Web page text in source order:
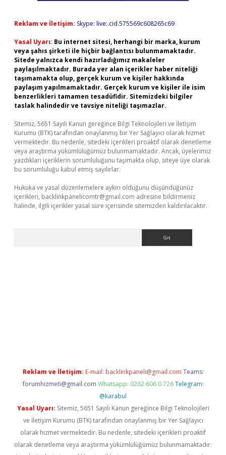
Reklam ve İletişim: Skype: live:.cid.575569c608265c69
Yasal Uyarı: Bu internet sitesi, herhangi bir marka, kurum
veya şahıs şirketi ile hiçbir bağlantısı bulunmamaktadır.
Sitede yalnızca kendi hazırladığımız makaleler
paylaşılmaktadır. Burada yer alan içerikler haber niteliği
taşımamakta olup, gerçek kurum ve kişiler hakkında
paylaşım yapılmamaktadır. Gerçek kurum ve kişiler ile isim
benzerlikleri tamamen tesadüfidir. Sitemizdeki bilgiler
taslak halindedir ve tavsiye niteliği taşımazlar.
Sitemiz, 5651 Sayılı Kanun gereğince Bilgi Teknolojileri ve İletişim
Kurumu (BTK) tarafından onaylanmış bir Yer Sağlayıcı olarak hizmet
vermektedir. Bu nedenle, sitedeki içerikleri proaktif olarak denetleme
veya araştırma yükümlülüğümüz bulunmamaktadır. Ancak, üyelerimiz
yazdıkları içeriklerin sorumluluğunu taşımakta olup, siteye üye olarak
bu sorumluluğu kabul etmiş sayılırlar.
Hukuka ve yasal düzenlemelere aykırı olduğunu düşündüğünüz
içerikleri, backlinkpanelicomtr@gmail.com adresine bildirmeniz
halinde, ilgili içerikler yasal süre içerisinde sitemizden kaldırılacaktır.
Reklam ve İletişim: E-mail: backlinkpaneli@gmail.com Teams:
forumhizmeti@gmail.com Whatsapp: 0262 606 0 726 Telegram:
@karabul
Yasal Uyarı: Sitemiz, 5651 Sayılı Kanun gereğince Bilgi Teknolojileri
ve İletişim Kurumu (BTK) tarafından onaylanmış bir Yer Sağlayıcı
olarak hizmet vermektedir. Bu nedenle, sitedeki içerikleri proaktif
olarak denetleme veya araştırma yükümlülüğümüz bulunmamaktadır.